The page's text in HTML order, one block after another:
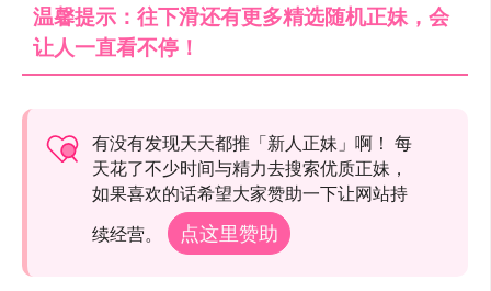
温馨提示：往下滑还有更多精选随机正妹，会
让人一直看不停！
有没有发现天天都推「新人正妹」啊！ 每
天花了不少时间与精力去搜索优质正妹，
如果喜欢的话希望大家赞助一下让网站持
续经营。
点这里赞助